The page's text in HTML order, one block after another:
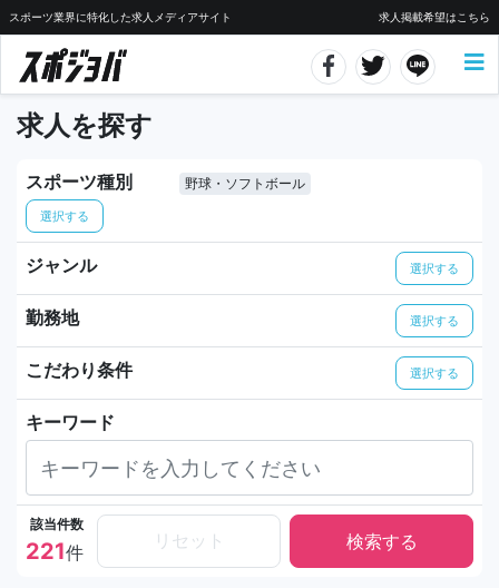
スポーツ業界に特化した求人メディアサイト 求人掲載希望はこちら
求人を探す
スポーツ種別
選択する
野球・ソフトボール
ジャンル 選択する
勤務地 選択する
こだわり条件 選択する
キーワード
該当件数
221件
リセット